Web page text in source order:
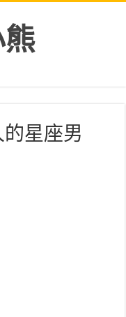
星座男